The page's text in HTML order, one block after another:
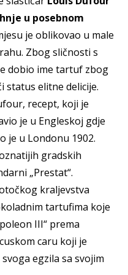
u posebnom
je oblikovao u male
Zbog sličnosti s
dobio ime tartuf zbog
status elitne delicije.
recept, koji je
je u Engleskoj gdje
je u Londonu 1902.
gradskih
„Prestat“.
kraljevstva
tartufima koje
III“ prema
caru koji je
egzila sa svojim